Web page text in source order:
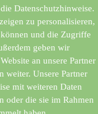
Datenschutzhinweise.
zu personalisieren,
und die Zugriffe
geben wir
an unsere Partner
weiter. Unsere Partner
mit weiteren Daten
oder die sie im Rahmen